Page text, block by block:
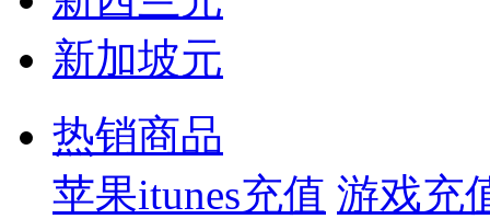
新加坡元
热销商品
苹果itunes充值 游戏充